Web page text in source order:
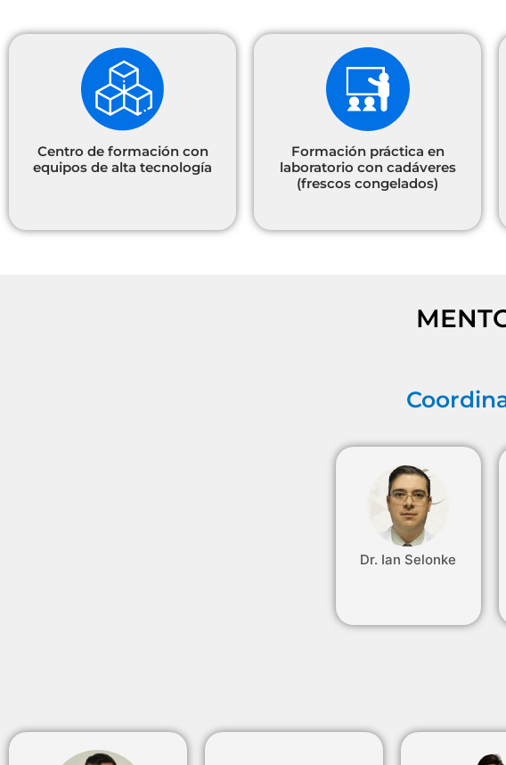
Centro de formación con
equipos de alta tecnología
Formación práctica en
laboratorio con cadáveres
(frescos congelados)
Dr. Ian Selonke